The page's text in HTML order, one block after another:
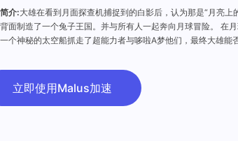
介:大雄在看到月面探查机捕捉到的白影后，认为那是“月亮
面制造了一个兔子王国。并与所有人一起奔向月球冒险。 在
个神秘的太空船抓走了超能力者与哆啦A梦他们，最终大雄能
立即使用Malus加速